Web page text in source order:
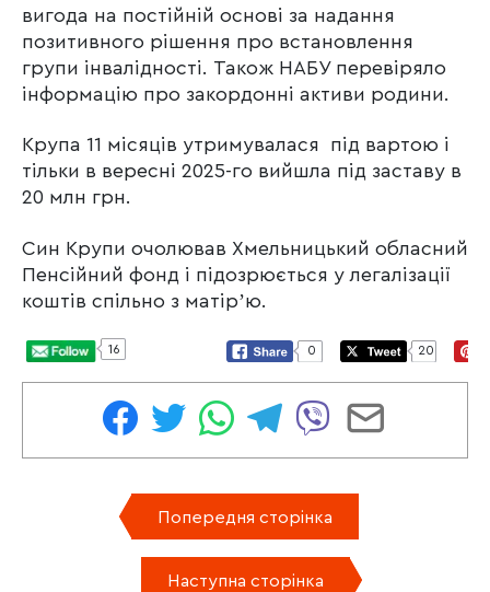
вигода на постійній основі за надання
позитивного рішення про встановлення
групи інвалідності. Також НАБУ перевіряло
інформацію про закордонні активи родини.
Крупа 11 місяців утримувалася під вартою і
тільки в вересні 2025-го вийшла під заставу в
20 млн грн.
Син Крупи очолював Хмельницький обласний
Пенсійний фонд і підозрюється у легалізації
коштів спільно з матірʼю.
16 0 20
Попередня сторінка
Наступна сторінка